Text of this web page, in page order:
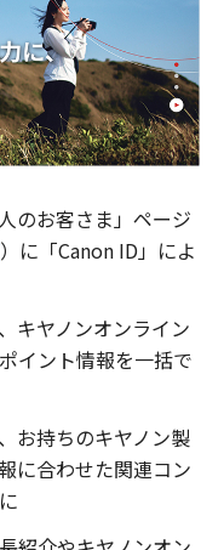
のお客さま」ページ
）に「Canon ID」によ
キヤノンオンライン
イント情報を一括で
お持ちのキヤノン製
に合わせた関連コン